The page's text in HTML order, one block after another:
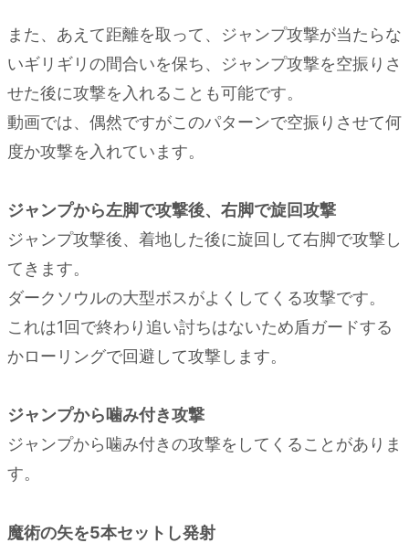
また、あえて距離を取って、ジャンプ攻撃が当たらな
いギリギリの間合いを保ち、ジャンプ攻撃を空振りさ
せた後に攻撃を入れることも可能です。
動画では、偶然ですがこのパターンで空振りさせて何
度か攻撃を入れています。
ジャンプから左脚で攻撃後、右脚で旋回攻撃
ジャンプ攻撃後、着地した後に旋回して右脚で攻撃し
てきます。
ダークソウルの大型ボスがよくしてくる攻撃です。
これは1回で終わり追い討ちはないため盾ガードする
かローリングで回避して攻撃します。
ジャンプから噛み付き攻撃
ジャンプから噛み付きの攻撃をしてくることがありま
す。
魔術の矢を5本セットし発射